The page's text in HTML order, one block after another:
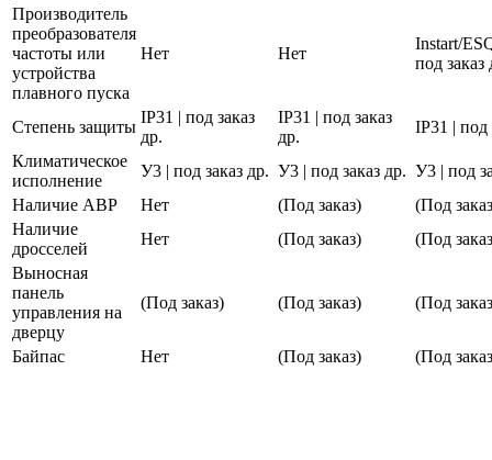
Производитель
преобразователя
частоты или
устройства
плавного пуска
Нет Нет
Instart/
под заказ
Степень защиты
IP31 | под заказ
др.
IP31 | под заказ
др.
IP31 | под
Климатическое
исполнение
У3 | под заказ др. У3 | под заказ др. У3 | под
Наличие АВР
Нет (Под заказ)
(Под
Наличие
дросселей
Нет (Под заказ)
(Под
Выносная
панель
управления на
дверцу
(Под заказ) (Под заказ) (Под
Байпас Нет (Под заказ) (Под